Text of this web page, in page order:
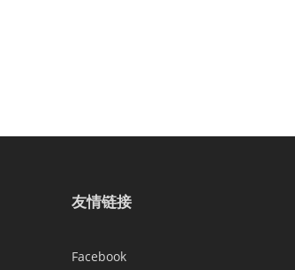
友情链接
Facebook